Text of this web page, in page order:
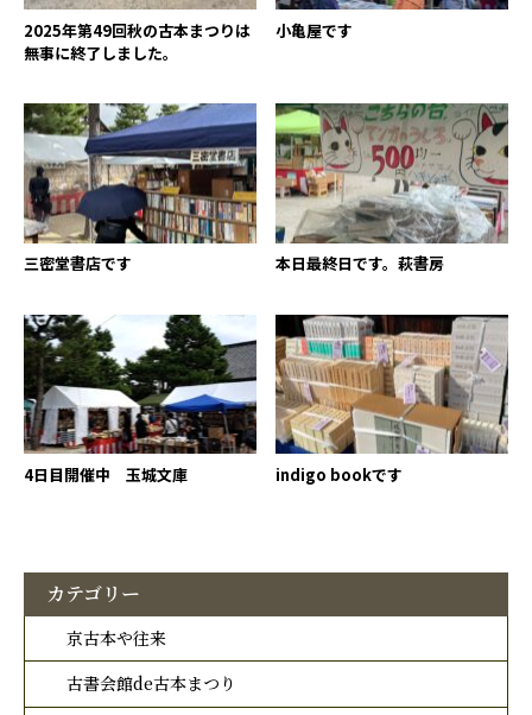
2025年第49回秋の古本まつりは
無事に終了しました。
小亀屋です
三密堂書店です 本日最終日です。萩書房
4日目開催中 玉城文庫 indigo bookです
カテゴリー
京古本や往来
古書会館de古本まつり